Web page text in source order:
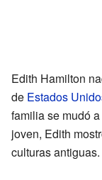
Edith Hamilton
de Estados
familia se mudó a
joven, Edith
culturas antiguas.